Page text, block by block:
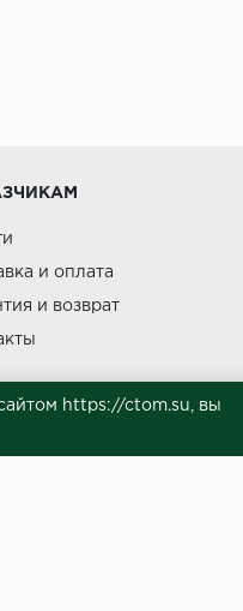
и оплата
и возврат
https://ctom.su, вы